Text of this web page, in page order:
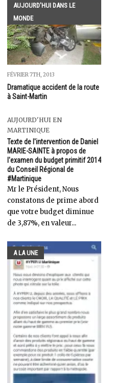
AUJOURD'HUI DANS LE
MONDE
FÉVRIER 7TH, 2013
Dramatique accident de la route
à Saint-Martin
AUJOURD'HUI EN
MARTINIQUE
Texte de l'intervention de Daniel
MARIE-SAINTE à propos de
l'examen du budget primitif 2014
du Conseil Régional de
#Martinique
Mr le Président, Nous
constatons de prime abord
que votre budget diminue
de 3,87%, en valeur...
A LA UNE